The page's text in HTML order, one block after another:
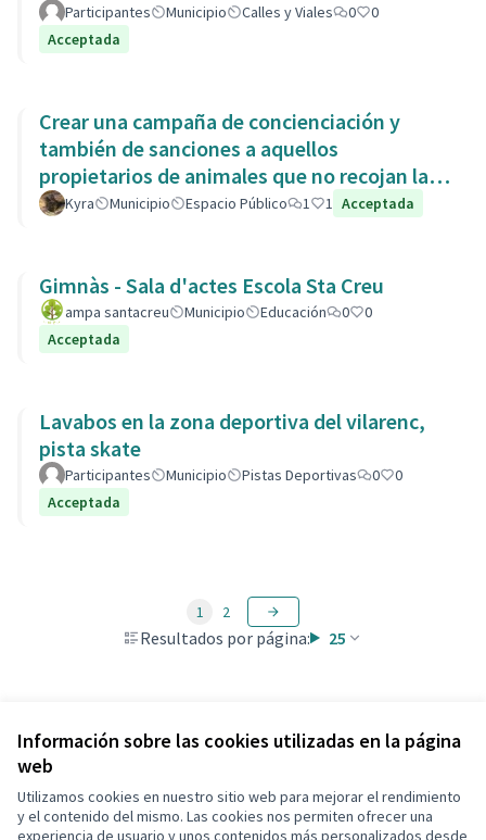
Información sobre las cookies utilizadas en la página
web
Utilizamos cookies en nuestro sitio web para mejorar el rendimiento
y el contenido del mismo. Las cookies nos permiten ofrecer una
experiencia de usuario y unos contenidos más personalizados desde
Participantes Municipio Calles y Viales 0
0
Acceptada
Crear una campaña de concienciación y
también de sanciones a aquellos
propietarios de animales que no recojan las
heces de las aceras. Es responsabili
Kyra Municipio Espacio Público 1 1 Acceptada
Gimnàs - Sala d'actes Escola Sta Creu
ampa santacreu Municipio Educación 0
0
Acceptada
Lavabos en la zona deportiva del vilarenc,
pista skate
Participantes Municipio Pistas Deportivas 0
0
Acceptada
Resultados por página: 25
1 2
Ver todas las propuestas retiradas
Términos y condiciones de uso
Configuración de cookies